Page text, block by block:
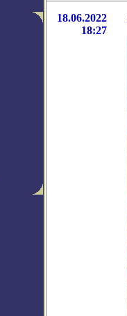
18.06.2022
18:27